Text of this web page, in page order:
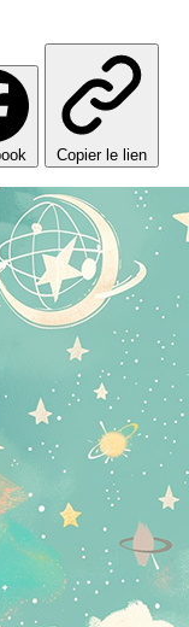
Copier le lien